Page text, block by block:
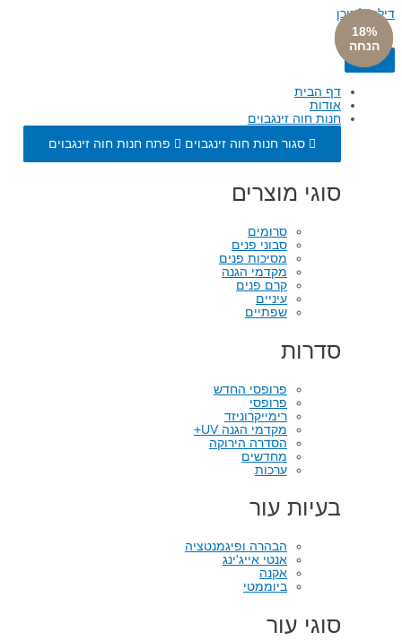
דילוג לתוכן
דף הבית
אודות
חנות חוה זינגבוים
סגור חנות חוה זינגבוים
פתח חנות חוה זינגבוים
סוגי מוצרים
סרומים
סבוני פנים
מסיכות פנים
מקדמי הגנה
קרם פנים
עיניים
שפתיים
סדרות
פרופסי החדש
פרופסי
רימייקרוניזד
מקדמי הגנה UV+
הסדרה הירוקה
מחדשים
ערכות
בעיות עור
הבהרה ופיגמנטציה
אנטי אייג'ינג
אקנה
ביוממטי
סוגי עור
18%
הנחה
18%
הנחה
18%
הנחה